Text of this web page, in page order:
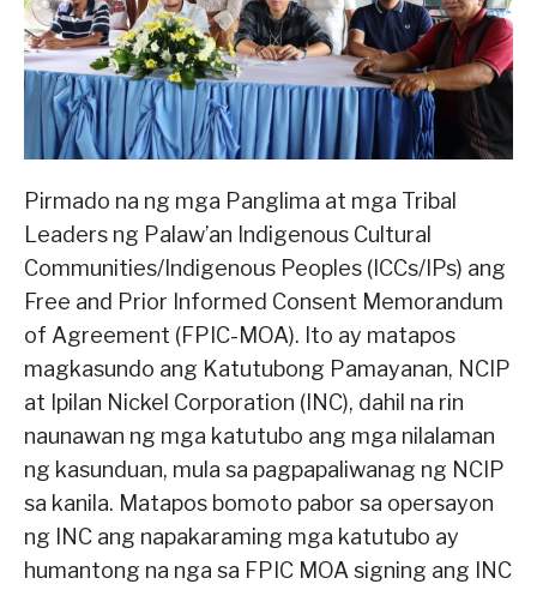
Pirmado na ng mga Panglima at mga Tribal
Leaders ng Palaw’an Indigenous Cultural
Communities/Indigenous Peoples (ICCs/IPs) ang
Free and Prior Informed Consent Memorandum
of Agreement (FPIC-MOA). Ito ay matapos
magkasundo ang Katutubong Pamayanan, NCIP
at Ipilan Nickel Corporation (INC), dahil na rin
naunawan ng mga katutubo ang mga nilalaman
ng kasunduan, mula sa pagpapaliwanag ng NCIP
sa kanila. Matapos bomoto pabor sa opersayon
ng INC ang napakaraming mga katutubo ay
humantong na nga sa FPIC MOA signing ang INC